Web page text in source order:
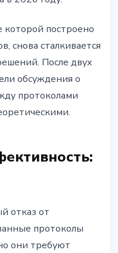
которой построено
снова сталкивается
После двух
обсуждения о
протоколами
отказ от
протоколы
они требуют